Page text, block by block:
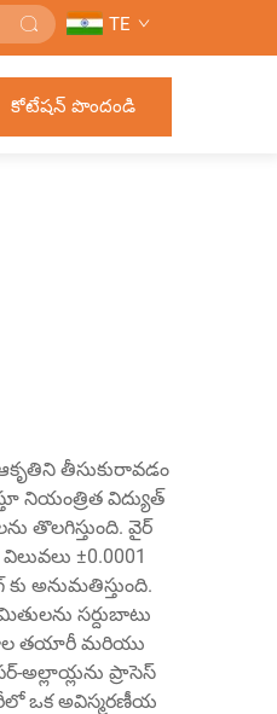
TE
కోటేషన్ పొందండి
తీసుకురావడం
నియంత్రిత విద్యుత్
తొలగిస్తుంది. వైర్
±0.0001
అనుమతిస్తుంది.
సర్దుబాటు
తయారీ మరియు
అల్లాయ్లను ప్రాసెస్
ఒక అవిస్మరణీయ